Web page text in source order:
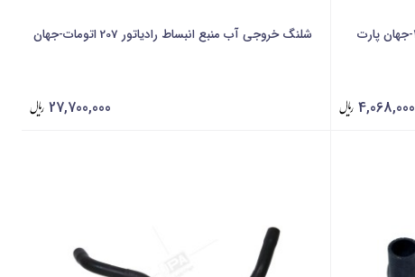
4,068,000
شلنگ خروجی آب منبع انبساط رادیاتور 207 اتومات-جهان
27,700,000